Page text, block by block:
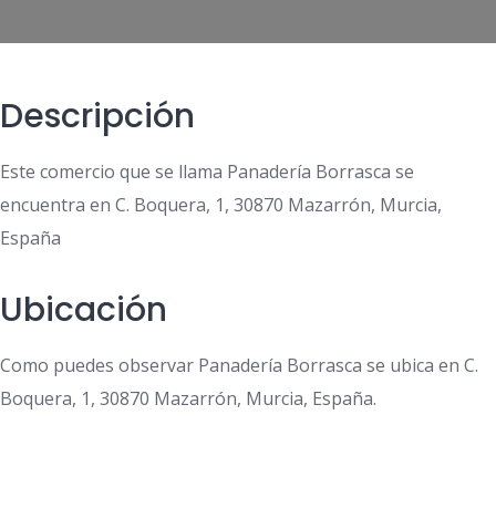
Descripción
Este comercio que se llama Panadería Borrasca se
encuentra en C. Boquera, 1, 30870 Mazarrón, Murcia,
España
Ubicación
Como puedes observar Panadería Borrasca se ubica en C.
Boquera, 1, 30870 Mazarrón, Murcia, España.